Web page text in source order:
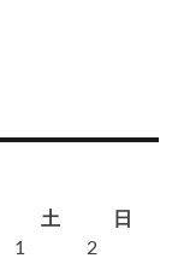
土
日
1
2